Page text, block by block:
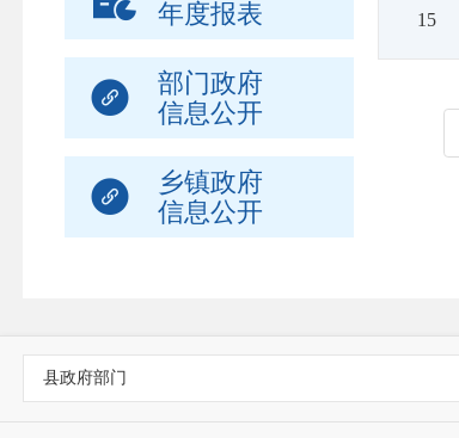
年度报表
部门政府
信息公开
乡镇政府
信息公开
15
县政府部门